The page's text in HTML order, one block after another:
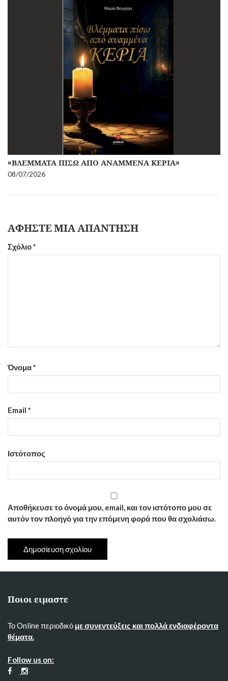
«ΒΛΈΜΜΑΤΑ ΠΊΣΩ ΑΠΌ ΑΝΑΜΜΈΝΑ ΚΕΡΙΆ»
08/07/2026
ΑΦΉΣΤΕ ΜΙΑ ΑΠΆΝΤΗΣΗ
Σχόλιο*
Όνομα*
Email *
Ιστότοπος
Αποθήκευσε το όνομά μου, email, και τον ιστότοπο μου σε
αυτόν τον πλοηγό για την επόμενη φορά που θα σχολιάσω.
Ποιοι ειμαστε
Το Online περιοδικό με συνεντεύξεις και πολλά ενδιαφέροντα
θέματα.
Follow us on: